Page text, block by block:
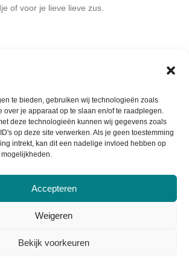
te bieden, gebruiken wij technologieën zoals
over je apparaat op te slaan en/of te raadplegen.
deze technologieën kunnen wij gegevens zoals
op deze site verwerken. Als je geen toestemming
intrekt, kan dit een nadelige invloed hebben op
Accepteren
Weigeren
Bekijk voorkeuren
of voor je lieve lieve zus.